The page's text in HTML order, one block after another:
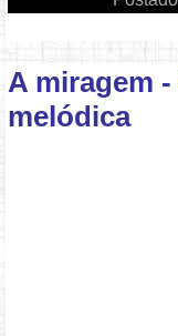
A miragem
melódica